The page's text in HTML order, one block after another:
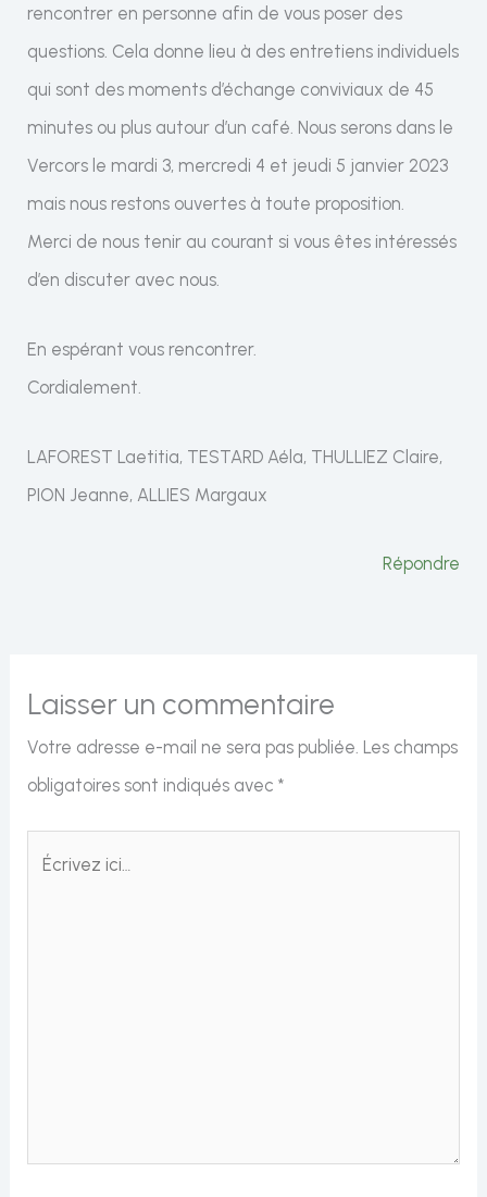
rencontrer en personne afin de vous poser des
questions. Cela donne lieu à des entretiens individuels
qui sont des moments d’échange conviviaux de 45
minutes ou plus autour d’un café. Nous serons dans le
Vercors le mardi 3, mercredi 4 et jeudi 5 janvier 2023
mais nous restons ouvertes à toute proposition.
Merci de nous tenir au courant si vous êtes intéressés
d’en discuter avec nous.
En espérant vous rencontrer.
Cordialement.
LAFOREST Laetitia, TESTARD Aéla, THULLIEZ Claire,
PION Jeanne, ALLIES Margaux
Répondre
Laisser un commentaire
Votre adresse e-mail ne sera pas publiée. Les champs
obligatoires sont indiqués avec*
Écrivez